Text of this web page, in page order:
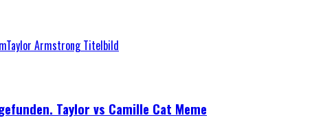
Taylor vs Camille Cat Meme